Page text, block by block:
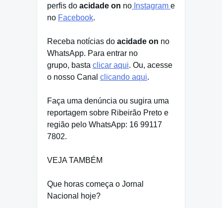
perfis do acidade on no Instagram e
no Facebook.
Receba notícias do acidade on no
WhatsApp. Para entrar no
grupo, basta clicar aqui. Ou, acesse
o nosso Canal clicando aqui.
Faça uma denúncia ou sugira uma
reportagem sobre Ribeirão Preto e
região pelo WhatsApp: 16 99117
7802.
VEJA TAMBÉM
Que horas começa o Jornal
Nacional hoje?